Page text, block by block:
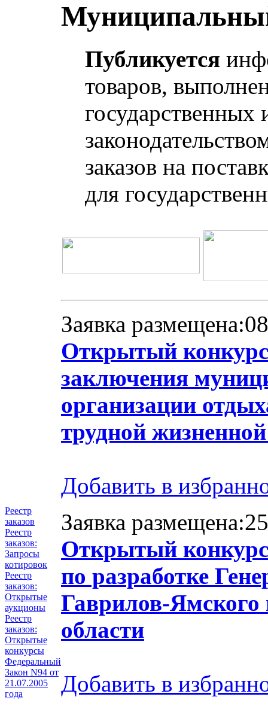
Реестр
заказов
Реестр
заказов:
Запросы
котировок
Реестр
заказов:
Открытые
аукционы
Реестр
заказов:
Открытые
конкурсы
Федеральный
Закон N94 от
21.07.2005
года
Публикуется
товаров,
заказов на
для
Заявка
Открытый
заключения
организации
трудной
Добавить в
Заявка
Открытый
по разработке
Гаврилов-Ямского
области
Добавить в